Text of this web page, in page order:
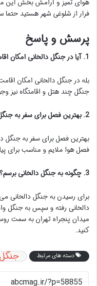
هوای تمیز و آرامش بخش این
فرار از شلوغی شهر هستید حتما
پرسش و پاسخ
1. آیا در جنگل دالخانی امکان اقامت وجود دارد؟
بله در جنگل دالخانی امکان
جنگل چند هتل و اقامتگاه نیز
2. بهترین فصل برای سفر به جنگل دالخانی چه زمانی است؟
بهترین فصل برای سفر به جنگل
فصل هوا ملایم و مناسب برای
3. چگونه به جنگل دالخانی برسم؟
برای رسیدن به جنگل دالخانی
دالخانی رفته و سپس به جنگل
میدان پنجراه تهران به سمت
کنید.
دسته های مرتبط